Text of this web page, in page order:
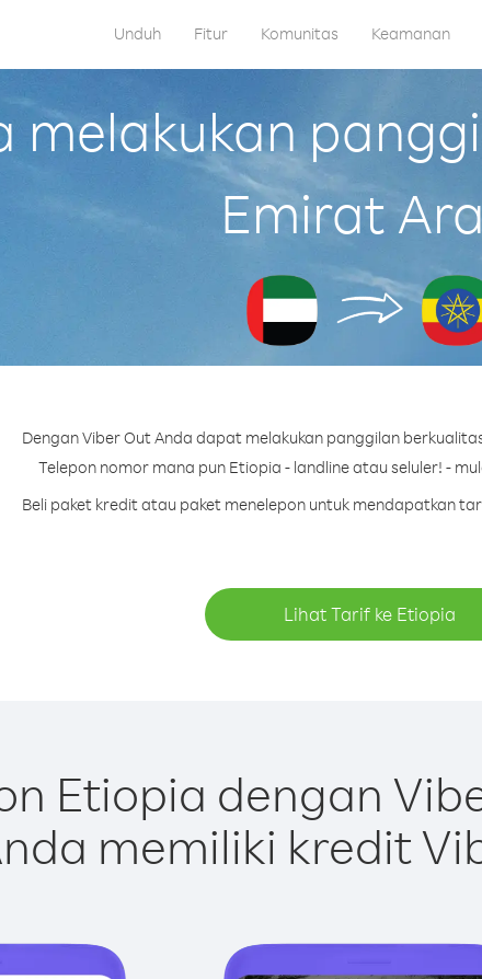
Unduh Fitur Komunitas Keamanan
melakukan
Emirat
Dengan Viber Out Anda dapat melakukan panggilan
Telepon nomor mana pun Etiopia - landline atau seluler! -
Beli paket kredit atau paket menelepon untuk mendapatkan
Lihat Tarif ke Etiopia
Etiopia dengan
memiliki kredit